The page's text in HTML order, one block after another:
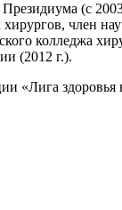
(с
член
колледжа
(2012 г.).
«Лига здоровья